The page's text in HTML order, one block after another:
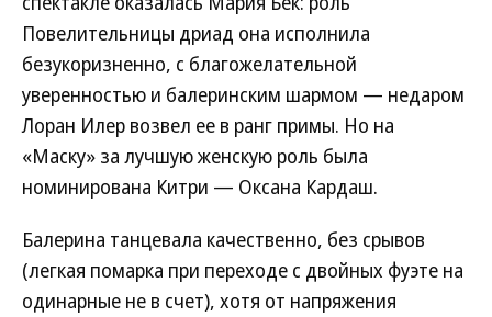
Повелительницы дриад она исполнила
безукоризненно, с благожелательной
уверенностью и балеринским шармом — недаром
Лоран Илер возвел ее в ранг примы. Но на
«Маску» за лучшую женскую роль была
номинирована Китри — Оксана Кардаш.
Балерина танцевала качественно, без срывов
(легкая помарка при переходе с двойных фуэте на
одинарные не в счет), хотя от напряжения